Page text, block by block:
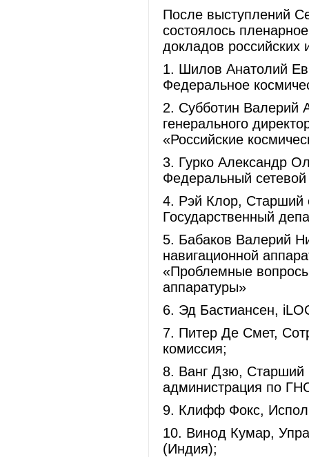
После выступлений
состоялось
докладов российских
1. Шилов Анатолий
Федеральное
2. Субботин Валерий
генерального
«Российские
3. Гурко Александр
Федеральный
4. Рэй Клор, Cтарший
Государственный
5. Бабаков Валерий
навигационной
«Проблемные
аппаратуры»
6. Эд Бастиансен,
7. Питер Де Смет,
комиссия;
8. Ванг Дзю, Старший
администрация по
9. Клифф Фокс,
10. Винод Кумар,
(Индия);